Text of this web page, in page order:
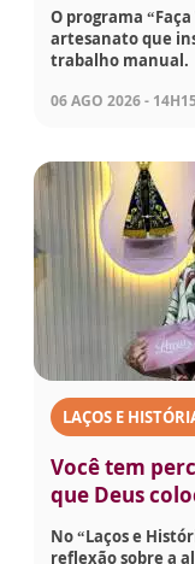
O programa
artesanato que
trabalho manual.
06 AGO 2026 -
LAÇOS E
Você tem
que Deus
No “Laços e
reflexão sobre a